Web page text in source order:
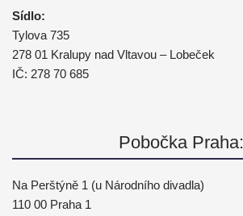
Sídlo:
Tylova 735
278 01 Kralupy nad Vltavou – Lobeček
IČ: 278 70 685
Pobočka Praha:
Na Perštýně 1 (u Národního divadla)
110 00 Praha 1